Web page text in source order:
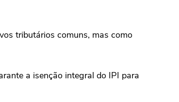
tributários comuns, mas como
a isenção integral do IPI para